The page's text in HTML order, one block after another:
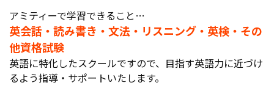
アミティーで学習できること…
英会話・読み書き・文法・リスニング・英検・その
他資格試験
英語に特化したスクールですので、目指す英語力に近づけ
るよう指導・サポートいたします。